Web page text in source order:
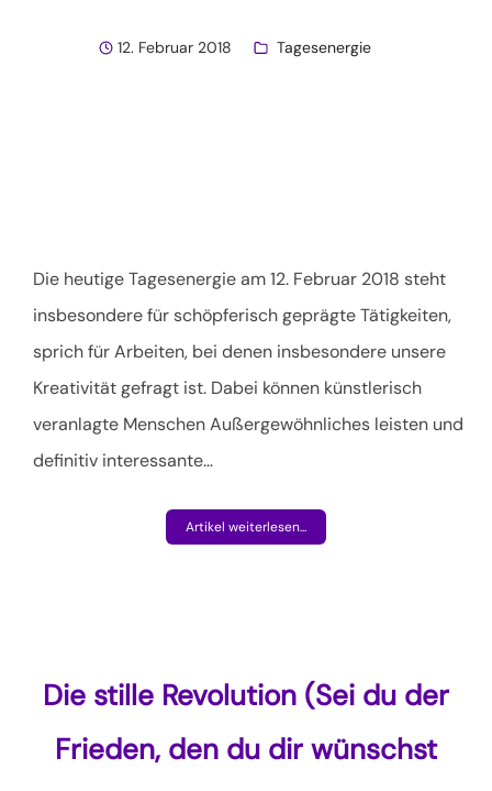
12. Februar 2018 Tagesenergie
Die heutige Tagesenergie am 12. Februar 2018 steht
insbesondere für schöpferisch geprägte Tätigkeiten,
sprich für Arbeiten, bei denen insbesondere unsere
Kreativität gefragt ist. Dabei können künstlerisch
veranlagte Menschen Außergewöhnliches leisten und
definitiv interessante…
Artikel weiterlesen...
Die stille Revolution (Sei du der
Frieden, den du dir wünschst